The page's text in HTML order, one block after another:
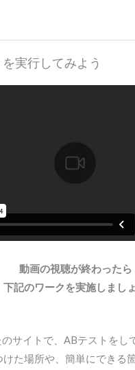
実行してみよう
動画の視聴が終わったら
下記のワークを実施しまし
サイトで、ABテストをし
けた場所や、簡単にできる